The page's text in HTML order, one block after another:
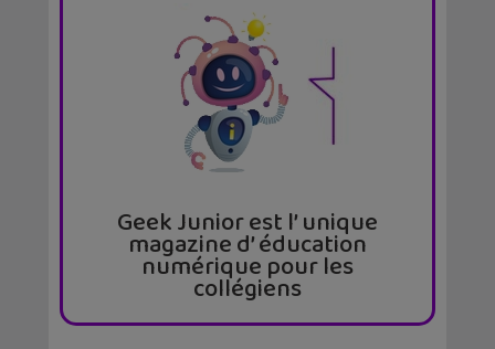
Geek Junior est l’ unique
magazine d’ éducation
numérique pour les
collégiens